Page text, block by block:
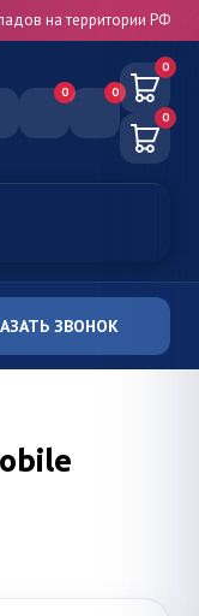
на территории РФ
0 0
0
0
ЗВОНОК